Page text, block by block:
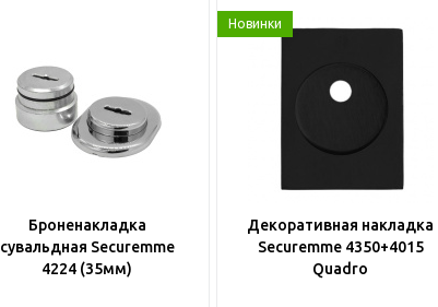
Броненакладка
сувальдная Securemme
4224 (35мм)
Новинки
Декоративная накладка
Securemme 4350+4015
Quadro